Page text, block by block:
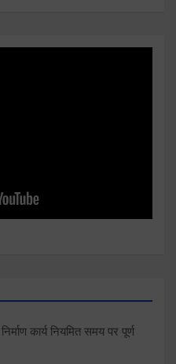
कार्य नियमित समय पर पूर्ण